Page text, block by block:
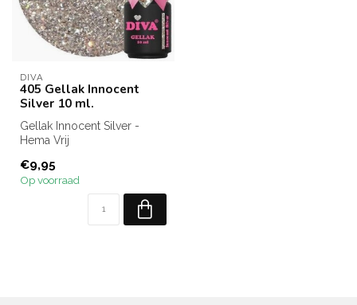
DIVA
405 Gellak Innocent
Silver 10 ml.
Gellak Innocent Silver -
Hema Vrij
€9,95
Op voorraad